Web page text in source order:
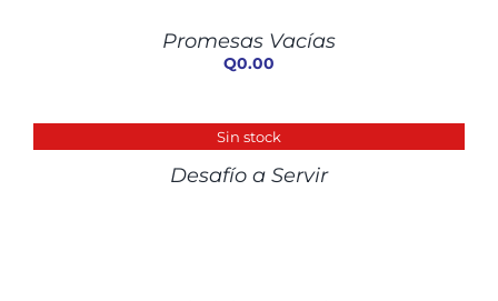
Promesas Vacías
Q0.00
Sin stock
Desafío a Servir